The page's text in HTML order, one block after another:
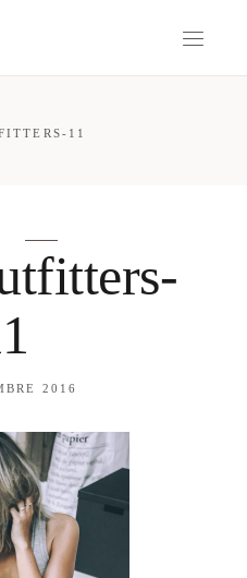
11
2016